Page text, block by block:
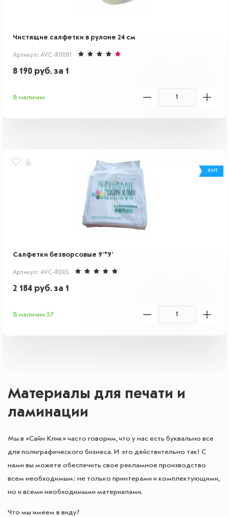
Чистящие салфетки в рулоне 24 см
Артикул: AVC-R0081
8 190 руб.за 1
В наличии
ХИТ
Салфетки безворсовые 9'*9'
Артикул: AVC-R005
2 184 руб.за 1
В наличии 37
Материалы для печати и
ламинации
Мы в «Сайн Клик» часто говорим, что у нас есть буквально все
для полиграфического бизнеса. И это действительно так! С
нами вы можете обеспечить свое рекламное производство
всем необходимым: не только принтерами и комплектующими,
но и всеми необходимыми материалами.
Что мы имеем в виду?